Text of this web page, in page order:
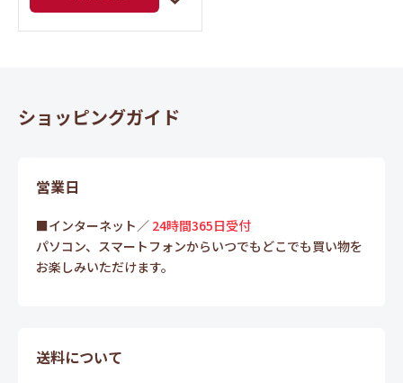
ショッピングガイド
営業日
■インターネット／ 24時間365日受付
パソコン、スマートフォンからいつでもどこでも買い物を
お楽しみいただけます。
送料について